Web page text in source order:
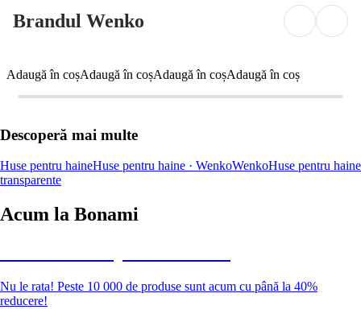
Brandul Wenko
Adaugă în coșAdaugă în coșAdaugă în coșAdaugă în coș
Descoperă mai multe
Huse pentru haineHuse pentru haine · WenkoWenkoHuse pentru haine
transparente
Acum la Bonami
Nu le rata! Peste 10 000 de produse sunt acum cu până la 40%
reducere!